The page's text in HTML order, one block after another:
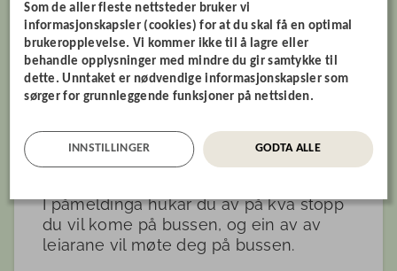
Med seg som leiarar har han eit team
med 6 studentar som studerer friluftsliv
på Høgskulen i Volda.
Organisert gratis turbuss
Vi har bestilt ein eigen turbuss som går
ruta Ørsta/Volda, Ulsteinvik, Hareid,
Moa, Sykkylven og Orreneset t/r.
I påmeldinga hukar du av på kva stopp
du vil kome på bussen, og ein av av
leiarane vil møte deg på bussen.
Som de aller fleste nettsteder bruker vi
informasjonskapsler (cookies) for at du skal få en optimal
brukeropplevelse. Vi kommer ikke til å lagre eller
behandle opplysninger med mindre du gir samtykke til
dette. Unntaket er nødvendige informasjonskapsler som
sørger for grunnleggende funksjoner på nettsiden.
INNSTILLINGER GODTA ALLE